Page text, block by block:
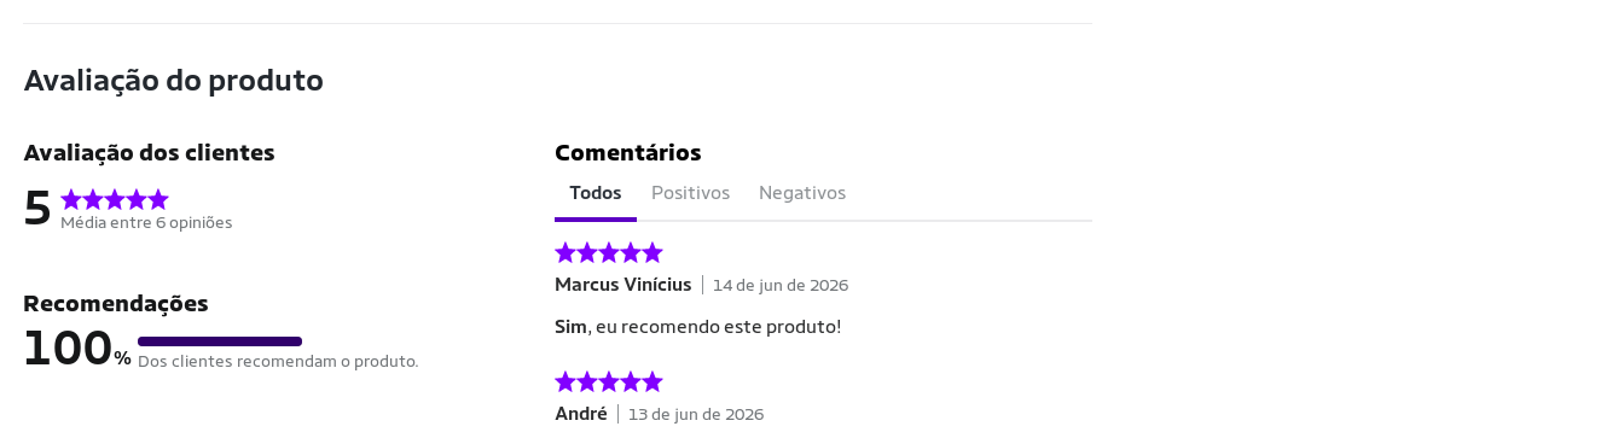
Avaliação do produto
Avaliação dos clientes
5 Média entre 6 opiniões
Recomendações
100% Dos clientes recomendam o produto.
Comentários
Todos Positivos Negativos
Marcus Vinícius 14 de jun de 2026
Sim, eu recomendo este produto!
André 13 de jun de 2026